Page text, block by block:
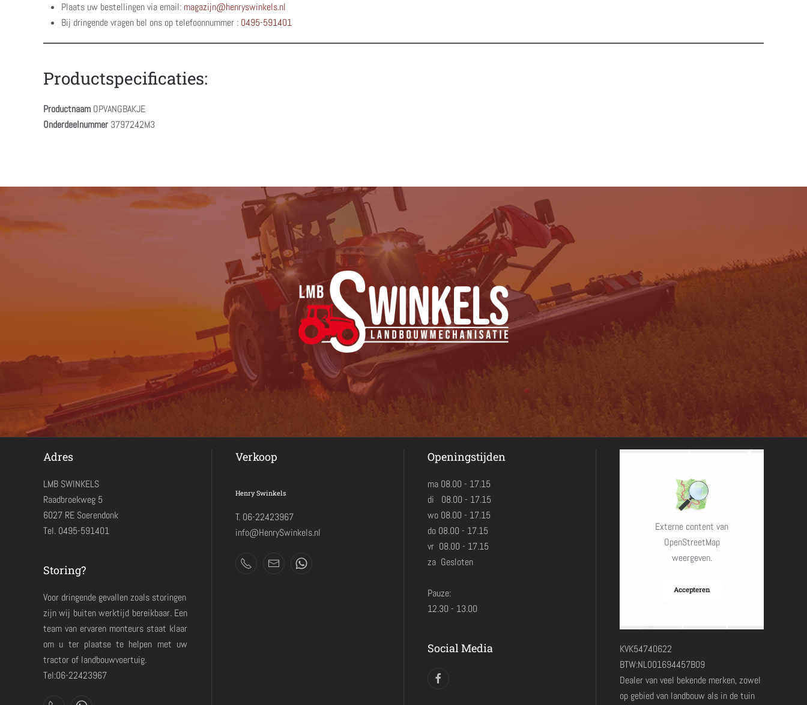
Plaats uw bestellingen via email: magazijn@henryswinkels.nl
Bij dringende vragen bel ons op telefoonnummer : 0495-591401
Productspecificaties:
Productnaam OPVANGBAKJE
Onderdeelnummer 3797242M3
Adres
LMB SWINKELS
Raadbroekweg 5
6027 RE Soerendonk
Tel. 0495-591401
Storing?
Voor dringende gevallen zoals storingen
zijn wij buiten werktijd bereikbaar. Een
team van ervaren monteurs staat klaar
om u ter plaatse te helpen met uw
tractor of landbouwvoertuig.
Tel:06-22423967
Verkoop
Henry Swinkels
T. 06-22423967
info@HenrySwinkels.nl
Openingstijden
ma 08.00 - 17.15
di 08.00 - 17.15
wo 08.00 - 17.15
do 08.00 - 17.15
vr 08.00 - 17.15
za Gesloten
Pauze:
12.30 - 13.00
Social Media
Externe content van
OpenStreetMap
weergeven.
Accepteren
KVK54740622
BTW:NL001694457B09
Dealer van veel bekende merken, zowel
op gebied van landbouw als in de tuin